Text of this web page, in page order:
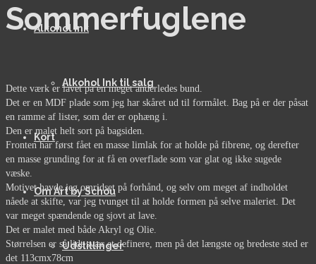
Alkohol ink
Alkohol Ink til salg
Kort
Om Art by Schou
Udstillinger
Sommerfuglene
Dette værk er lavet på en meget anderledes bund.
Det er en MDF plade som jeg har skåret ud til formålet. Bag på er der påsat
en ramme af lister, som der er ophæng i.
Den er malet helt sort på bagsiden.
Fronten har først fået en masse limlak for at holde på fibrene, og derefter
en masse grunding for at få en overflade som var glat og ikke sugede
væske.
Motivet havde jeg omridset på forhånd, og selv om meget af indholdet
nåede at skifte, var jeg tvunget til at holde formen på selve maleriet. Det
var meget spændende og sjovt at lave.
Det er malet med både Akryl og Olie.
Størrelsen er så lidt svær at definere, men på det længste og bredeste sted er
det 113cmx78cm